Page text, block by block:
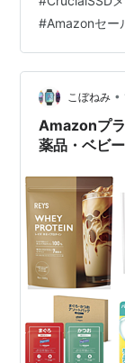
容量・通常価
一気に把握で
2025年10月4
番）：2025年
#Amazonセー
こぼねみ •
Amazonプ
薬品・ベビ